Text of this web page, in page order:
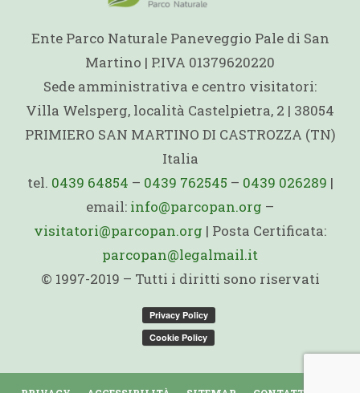
Ente Parco Naturale Paneveggio Pale di San
Martino | P.IVA 01379620220
Sede amministrativa e centro visitatori:
Villa Welsperg, località Castelpietra, 2 | 38054
PRIMIERO SAN MARTINO DI CASTROZZA (TN)
Italia
tel. 0439 64854 – 0439 762545 – 0439 026289 |
email: info@parcopan.org –
visitatori@parcopan.org | Posta Certificata:
parcopan@legalmail.it
© 1997-2019 – Tutti i diritti sono riservati